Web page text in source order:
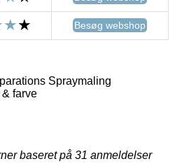
Besøg webshop
Spraymaling
farve
baseret på 31 anmeldelser